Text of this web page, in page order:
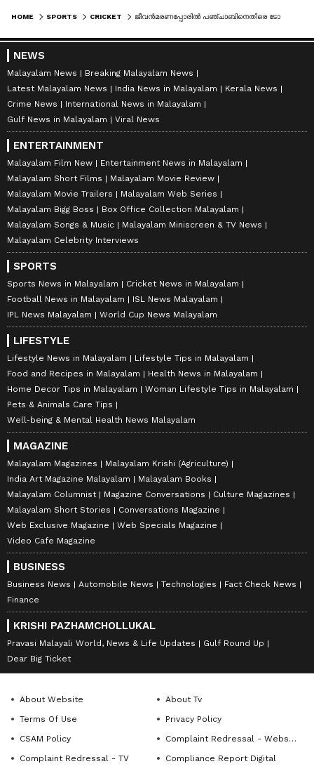
HOME SPORTS CRICKET
NEWS
Malayalam News
Breaking Malayalam News
Latest Malayalam News
India News in Malayalam
Kerala News
Crime News
International News in Malayalam
Gulf News in Malayalam
Viral News
ENTERTAINMENT
Malayalam Film New
Entertainment News in Malayalam
Malayalam Short Films
Malayalam Movie Review
Malayalam Movie Trailers
Malayalam Web Series
Malayalam Bigg Boss
Box Office Collection Malayalam
Malayalam Songs & Music
Malayalam Miniscreen & TV News
Malayalam Celebrity Interviews
SPORTS
Sports News in Malayalam
Cricket News in Malayalam
Football News in Malayalam
ISL News Malayalam
IPL News Malayalam
World Cup News Malayalam
LIFESTYLE
Lifestyle News in Malayalam
Lifestyle Tips in Malayalam
Food and Recipes in Malayalam
Health News in Malayalam
Home Decor Tips in Malayalam
Woman Lifestyle Tips in Malayalam
Pets & Animals Care Tips
Well-being & Mental Health News Malayalam
MAGAZINE
Malayalam Magazines
Malayalam Krishi (Agriculture)
India Art Magazine Malayalam
Malayalam Books
Malayalam Columnist
Magazine Conversations
Culture Magazines
Malayalam Short Stories
Conversations Magazine
Web Exclusive Magazine
Web Specials Magazine
Video Cafe Magazine
BUSINESS
Business News Automobile News Technologies
Fact Check News
Finance
KRISHI PAZHAMCHOLLUKAL
Pravasi Malayali World, News & Life Updates
Gulf Round Up
Dear Big Ticket
About Website
About Tv
Terms Of Use
Privacy Policy
CSAM Policy
Complaint Redressal - Website
Complaint Redressal - TV
Compliance Report Digital